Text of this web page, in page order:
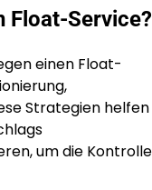
Float-Service?
einen Float-
Strategien helfen
um die Kontrolle